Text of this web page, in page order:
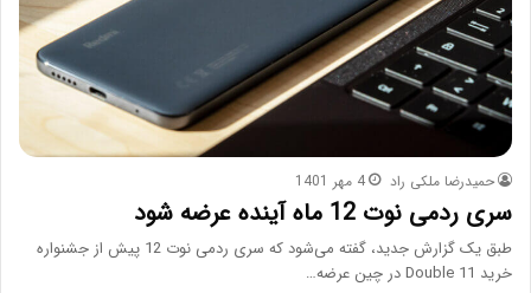
حمیدرضا ملکی راد 4 مهر 1401
سری ردمی نوت 12 ماه آینده عرضه شود
طبق یک گزارش جدید، گفته می‌شود که سری ردمی نوت 12 پیش از جشنواره
خرید Double 11 در چین عرضه…